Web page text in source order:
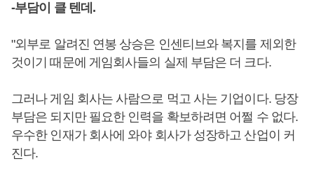
-부담이 클 텐데.
"외부로 알려진 연봉 상승은 인센티브와 복지를 제외한
것이기 때문에 게임회사들의 실제 부담은 더 크다.
그러나 게임 회사는 사람으로 먹고 사는 기업이다. 당장
부담은 되지만 필요한 인력을 확보하려면 어쩔 수 없다.
우수한 인재가 회사에 와야 회사가 성장하고 산업이 커
진다.